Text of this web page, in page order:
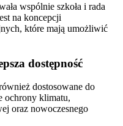
wspólnie szkoła i rada
na koncepcji
które mają umożliwić
dostępność
dostosowane do
ochrony klimatu,
oraz nowoczesnego